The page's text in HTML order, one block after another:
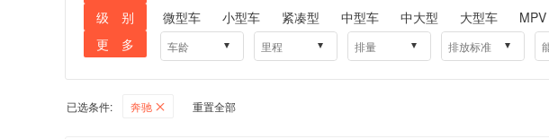
级 别
微型车 小型车 紧凑型 中型车 中大型 大型车 MPV
更 多
已选条件: 奔驰  重置全部